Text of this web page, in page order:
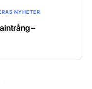
NYHETER
–